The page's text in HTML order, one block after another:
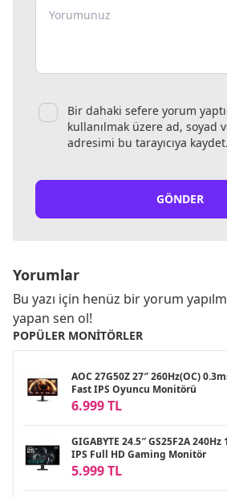
Bir dahaki sefere yorum
kullanılmak üzere ad, soyad
adresimi bu tarayıcıya kaydet.
GÖNDER
Yorumlar
Bu yazı için henüz bir yorum
yapan sen ol!
POPÜLER MONITÖRLER
AOC 27G50Z 27″ 260Hz(OC)
Fast IPS Oyuncu Monitörü
6.999 TL
GIGABYTE 24.5″ GS25F2A
IPS Full HD Gaming Monitör
5.999 TL